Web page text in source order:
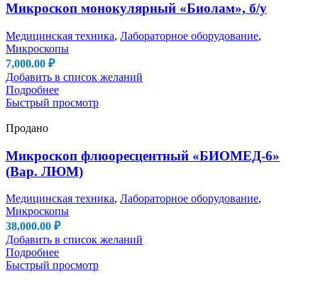
Микроскоп монокулярный «Биолам», б/у
Медицинская техника, Лабораторное оборудование,
Микроскопы
7,000.00 ₽
Добавить в список желаний
Подробнее
Быстрый просмотр
Продано
Микроскоп флюоресцентный «БИОМЕД-6»
(Вар. ЛЮМ)
Медицинская техника, Лабораторное оборудование,
Микроскопы
38,000.00 ₽
Добавить в список желаний
Подробнее
Быстрый просмотр